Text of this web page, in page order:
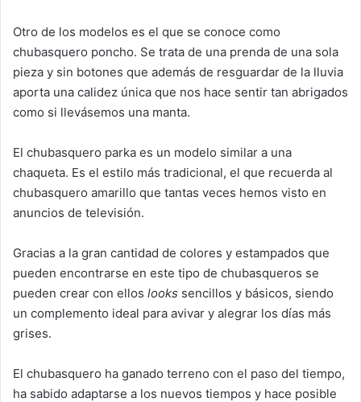
Otro de los modelos es el que se conoce como
chubasquero poncho. Se trata de una prenda de una sola
pieza y sin botones que además de resguardar de la lluvia
aporta una calidez única que nos hace sentir tan abrigados
como si llevásemos una manta.
El chubasquero parka es un modelo similar a una
chaqueta. Es el estilo más tradicional, el que recuerda al
chubasquero amarillo que tantas veces hemos visto en
anuncios de televisión.
Gracias a la gran cantidad de colores y estampados que
pueden encontrarse en este tipo de chubasqueros se
pueden crear con ellos looks sencillos y básicos, siendo
un complemento ideal para avivar y alegrar los días más
grises.
El chubasquero ha ganado terreno con el paso del tiempo,
ha sabido adaptarse a los nuevos tiempos y hace posible